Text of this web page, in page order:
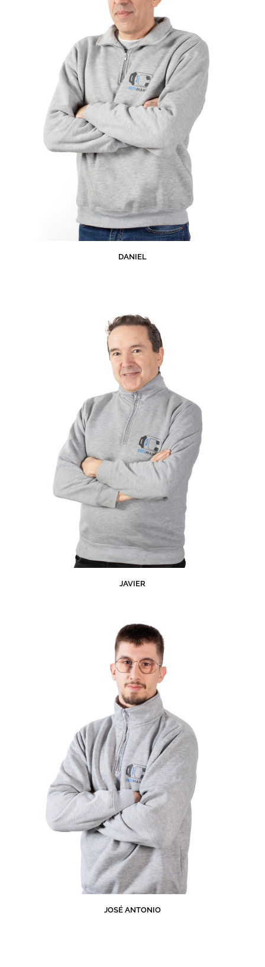
DANIEL
JAVIER
JOSÉ ANTONIO